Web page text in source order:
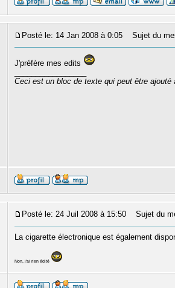
Posté le: 14 Jan 2008 à 0:05 Sujet du
J'préfère mes edits
Ceci est un bloc de texte qui peut être
Posté le: 24 Juil 2008 à 15:50 Sujet du
La cigarette électronique est également
Non, j'ai rien édité